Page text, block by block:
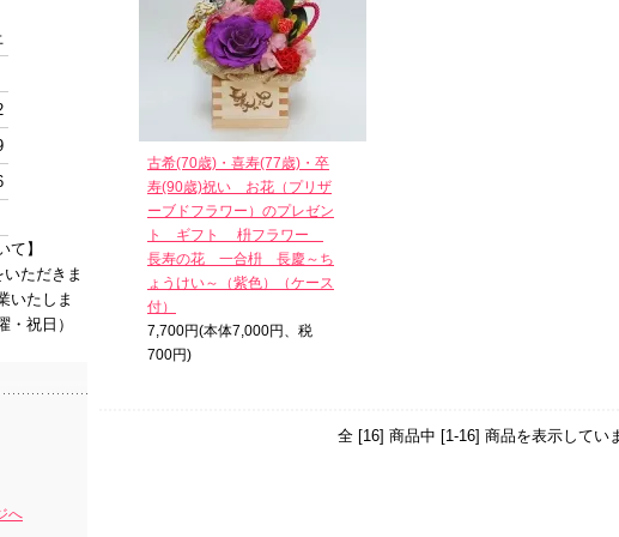
て】
ただきま
いたしま
・祝日）
へ
古希(70歳)・喜寿(77歳)・卒
寿(90歳)祝い お花（プリザ
ーブドフラワー）のプレゼン
ト ギフト 枡フラワー
長寿の花 一合枡 長慶～ち
ょうけい～（紫色）（ケース
付）
7,700円(本体7,000円、税
700円)
全 [16] 商品中 [1-16] 商品を表示してい